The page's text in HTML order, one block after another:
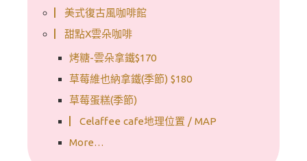
▏美式復古風咖啡館
▏甜點X雲朵咖啡
烤糖-雲朵拿鐵$170
草莓維也納拿鐵(季節) $180
草莓蛋糕(季節)
▏Celaffee cafe地理位置 / MAP
More…